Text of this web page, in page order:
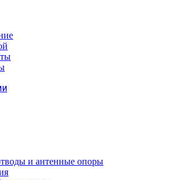
и антенные опоры